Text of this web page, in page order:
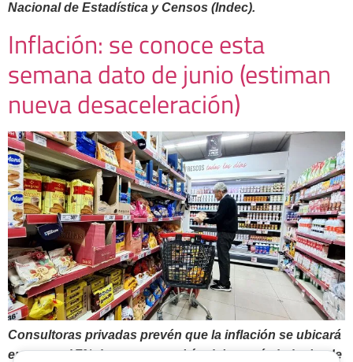
Nacional de Estadística y Censos (Indec).
Inflación: se conoce esta
semana dato de junio (estiman
nueva desaceleración)
Consultoras privadas prevén que la inflación se ubicará
en torno al 7%, lo que supondría el dato más bajo desde